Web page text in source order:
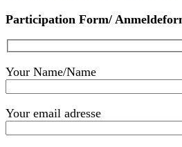
Participation Form/
Your Name/Name
Your email adresse